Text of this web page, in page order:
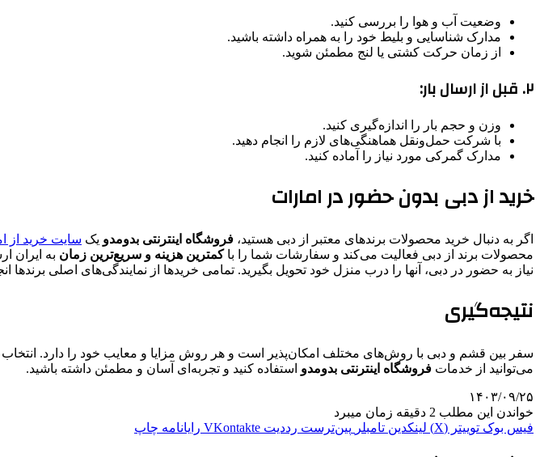
وضعیت آب و هوا را بررسی کنید.
مدارک شناسایی و بلیط خود را به همراه داشته باشید.
از زمان حرکت کشتی یا لنج مطمئن شوید.
۲. قبل از ارسال بار:
وزن و حجم بار را اندازه‌گیری کنید.
با شرکت حمل‌ونقل هماهنگی‌های لازم را انجام دهید.
مدارک گمرکی مورد نیاز را آماده کنید.
خرید از دبی بدون حضور در امارات
اگر به دنبال خرید محصولات برندهای معتبر از دبی هستید، فروشگاه اینترنتی بدومدو یک سایت خرید از
محصولات برند از دبی فعالیت می‌کند و سفارشات شما را باکمترین هزینه و سریع‌ترین زمان به ایران
نیاز به حضور در دبی، آنها را درب منزل خود تحویل بگیرید. تمامی خریدها از نمایندگی‌های اصلی برندها
نتیجه‌گیری
سفر بین قشم و دبی با روش‌های مختلف امکان‌پذیر است و هر روش مزایا و معایب خود را دارد.
می‌توانید از خدمات فروشگاه اینترنتی بدومدو استفاده کنید و تجربه‌ای آسان و مطمئن داشته باشید.
۱۴۰۳/۰۹/۲۵
خواندن این مطلب 2 دقیقه زمان میبرد
فیس بوک توییتر (X) لینکدین ‫تامبلر ‫پین‌ترست ‫رددیت ‫VKontakte رایانامه چاپ